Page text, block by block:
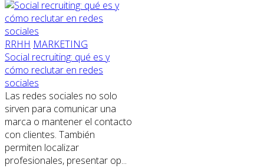
RRHH MARKETING
Social recruiting: qué es y
cómo reclutar en redes
sociales
Las redes sociales no solo
sirven para comunicar una
marca o mantener el contacto
con clientes. También
permiten localizar
profesionales, presentar op...